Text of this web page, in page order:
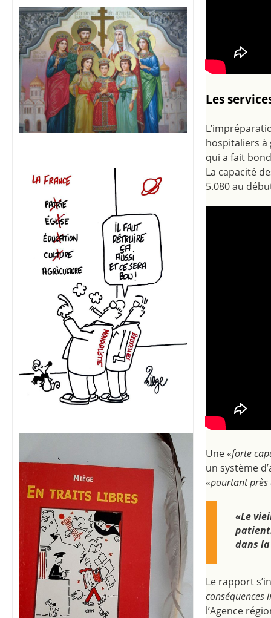
Les
hospitaliers à
qui a fait
La capacité
5.080 au
Une «forte
un système
«pourtant près
«Le
dans la
Le rapport
conséquences
l’Agence